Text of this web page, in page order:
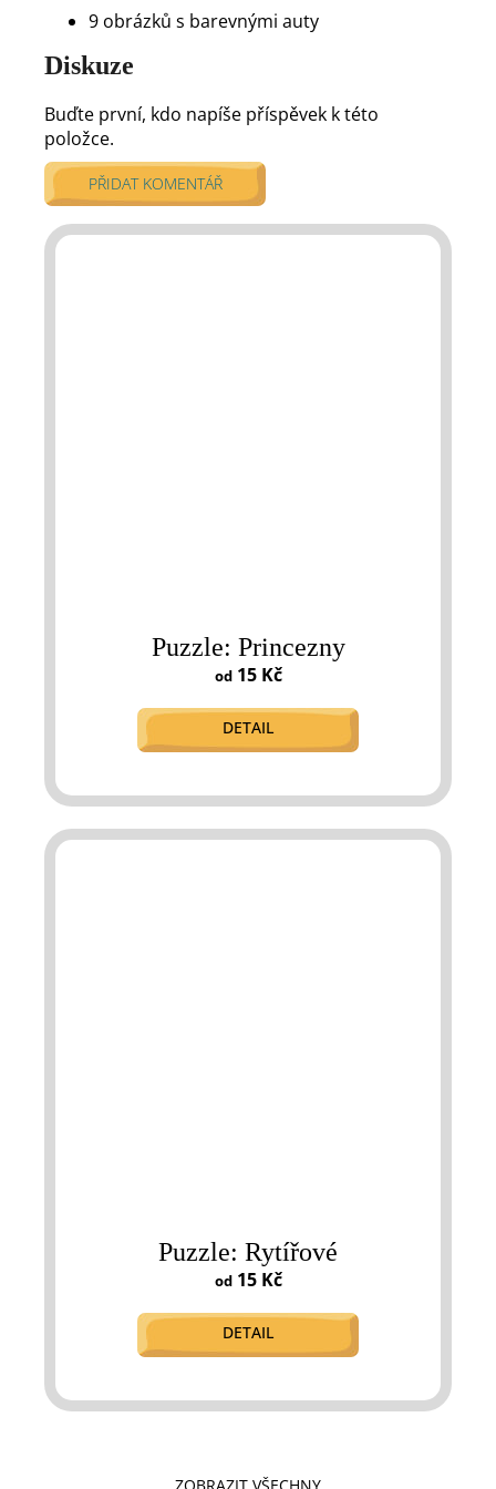
9 obrázků s barevnými auty
Puzzle: Princezny
od15 Kč
DETAIL
Puzzle: Rytířové
od15 Kč
DETAIL
ZOBRAZIT VŠECHNY
Diskuze
Buďte první, kdo napíše příspěvek k této
položce.
PŘIDAT KOMENTÁŘ